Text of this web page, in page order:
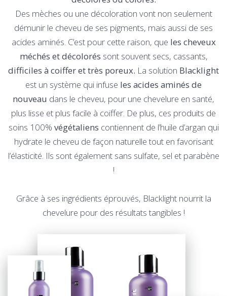
Des mèches ou une décoloration vont non seulement
démunir le cheveu de ses pigments, mais aussi de ses
acides aminés. C’est pour cette raison, que les cheveux
méchés et décolorés sont souvent secs, cassants,
difficiles à coiffer et très poreux. La solution Blacklight
est un système qui infuse les acides aminés de
nouveau dans le cheveu, pour une chevelure en santé,
plus lisse et plus facile à coiffer. De plus, ces produits de
soins 100% végétaliens contiennent de l’huile d’argan qui
hydrate le cheveu de façon naturelle tout en favorisant
l’élasticité. Ils sont également sans sulfate, sel et parabène
!
Grâce à ses ingrédients éprouvés, Blacklight nourrit la
chevelure pour des résultats tangibles !